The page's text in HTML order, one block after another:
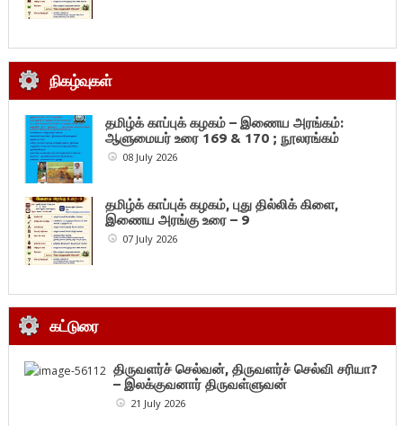
நிகழ்வுகள்
தமிழ்க் காப்புக் கழகம் – இணைய அரங்கம்:
ஆளுமையர் உரை 169 & 170 ; நூலரங்கம்
08 July 2026
தமிழ்க் காப்புக் கழகம், புது தில்லிக் கிளை,
இணைய அரங்கு உரை – 9
07 July 2026
கட்டுரை
திருவளர்ச் செல்வன், திருவளர்ச் செல்வி சரியா?
– இலக்குவனார் திருவள்ளுவன்
21 July 2026